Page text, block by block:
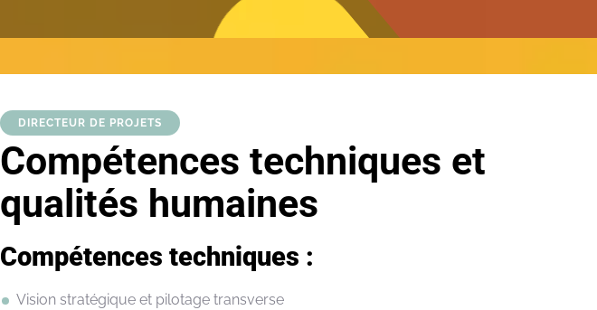
DIRECTEUR DE PROJETS
Compétences techniques et
qualités humaines
Compétences techniques :
Vision stratégique et pilotage transverse